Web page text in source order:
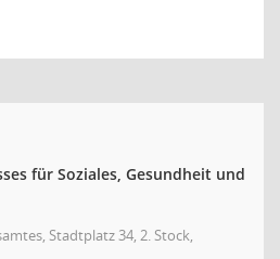
für Soziales, Gesundheit und
Stadtplatz 34, 2. Stock,